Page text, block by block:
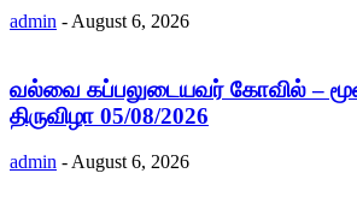
admin - August 6, 2026
வல்வை கப்பலுடையவர் கோவில் –
திருவிழா 05/08/2026
admin - August 6, 2026